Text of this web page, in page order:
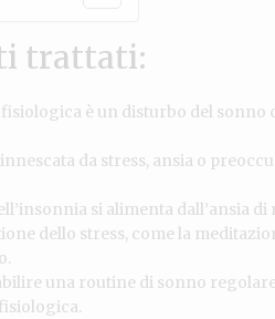
trattati:
è un disturbo del
innescata da stress, ansia o
si alimenta dall’ansia
dello stress, come la
una routine di sonno